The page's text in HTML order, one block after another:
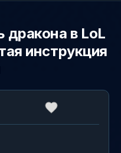
дракона в LoL
инструкция